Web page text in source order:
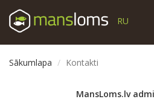
RU
Sākumlapa Kontakti
MansLoms.lv